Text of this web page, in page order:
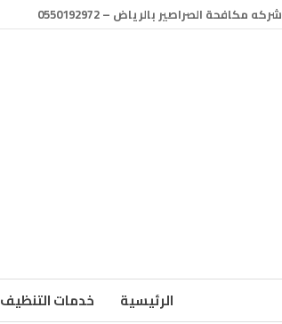
شركه مكافحة الصراصير بالرياض – 0550192972
الرئيسية خدمات التنظيف